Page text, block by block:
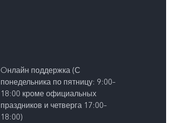
Oнлайн поддержка (С
понедельника по пятницу: 9:00–
18:00 кроме официальных
праздников и четверга 17:00–
18:00)